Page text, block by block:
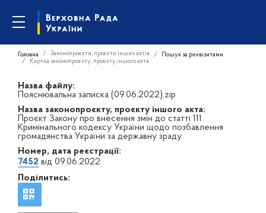
Головна Законопроєкти, проєкти інших актів
Пошук за реквізитами
Картка законопроєкту, проєкту іншого акта
Назва файлу:
Пояснювальна записка (09.06.2022).zip
Назва законопроєкту, проєкту іншого акта:
Проєкт Закону про внесення змін до статті 111
Кримінального кодексу України щодо позбавлення
громадянства України за державну зраду
Номер, дата реєстрації:
7452 від 09.06.2022
Поділитись: